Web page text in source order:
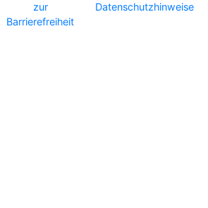
zur
Barrierefreiheit
Datenschutzhinweise